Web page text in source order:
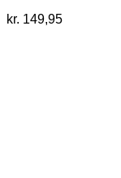
kr. 149,95